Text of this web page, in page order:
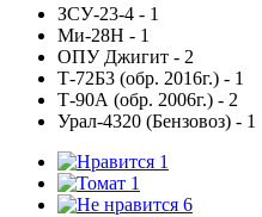
ЗСУ-23-4 - 1
Ми-28Н - 1
ОПУ Джигит - 2
Т-72Б3 (обр. 2016г.) - 1
Т-90А (обр. 2006г.) - 2
Урал-4320 (Бензовоз) - 1
1
1
6